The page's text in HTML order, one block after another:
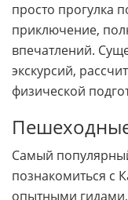
просто прогулка
приключение,
впечатлений.
экскурсий,
физической
Самый
познакомиться с
опытными гидами,